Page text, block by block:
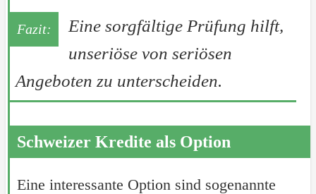
Eine sorgfältige Prüfung hilft,
unseriöse von seriösen
Angeboten zu unterscheiden.
Schweizer Kredite als Option
Eine interessante Option sind sogenannte